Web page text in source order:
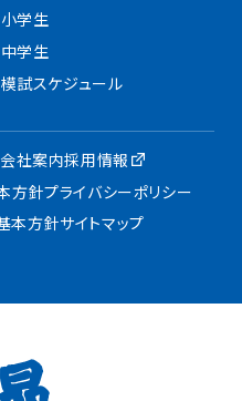
小学生
中学生
模試スケジュール
会社案内採用情報
方針プライバシーポリシー
本方針サイトマップ